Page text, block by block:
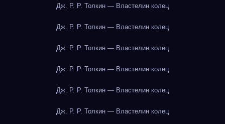
Дж. Р. Р. Толкин — Властелин колец
Дж. Р. Р. Толкин — Властелин колец
Дж. Р. Р. Толкин — Властелин колец
Дж. Р. Р. Толкин — Властелин колец
Дж. Р. Р. Толкин — Властелин колец
Дж. Р. Р. Толкин — Властелин колец